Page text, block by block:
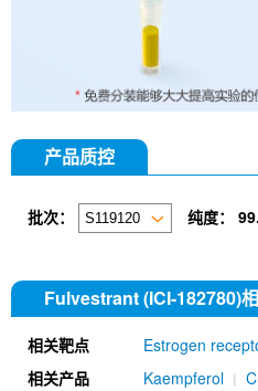
产品质控
批次： 纯度：
Fulvestrant (ICI-182780)
相关靶点 Estrogen
相关产品
Kaempferol